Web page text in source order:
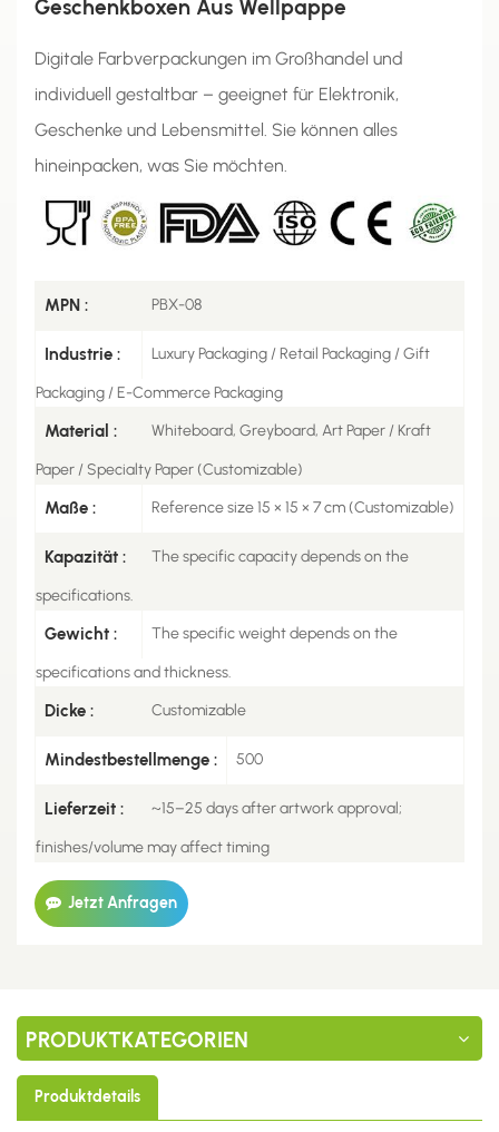
Geschenkboxen Aus Wellpappe
Digitale Farbverpackungen im Großhandel und
individuell gestaltbar – geeignet für Elektronik,
Geschenke und Lebensmittel. Sie können alles
hineinpacken, was Sie möchten.
MPN : PBX-08
Industrie : Luxury Packaging / Retail Packaging / Gift
Packaging / E-Commerce Packaging
Material : Whiteboard, Greyboard, Art Paper / Kraft
Paper / Specialty Paper (Customizable)
Maße : Reference size 15 × 15 × 7 cm (Customizable)
Kapazität : The specific capacity depends on the
specifications.
Gewicht : The specific weight depends on the
specifications and thickness.
Dicke : Customizable
Mindestbestellmenge : 500
Lieferzeit : ~15–25 days after artwork approval;
finishes/volume may affect timing
Jetzt Anfragen
PRODUKTKATEGORIEN
Produktdetails